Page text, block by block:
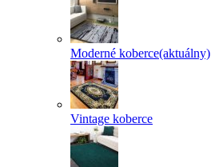
Moderné koberce(aktuálny)
Vintage koberce